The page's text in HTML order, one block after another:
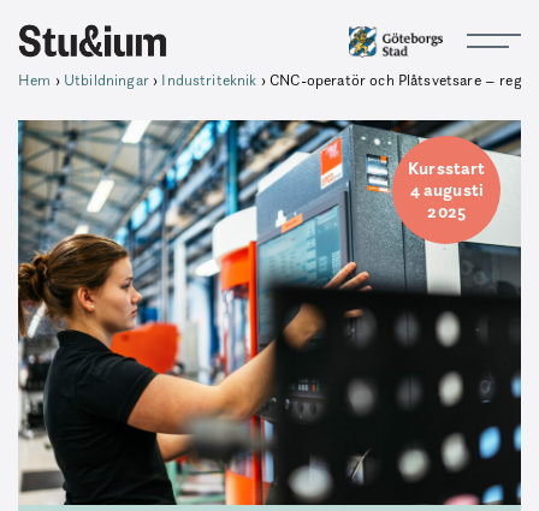
Hem › Utbildningar› Industriteknik ›CNC-operatör och Plåtsvetsare –
Kursstart
4 augusti
2025